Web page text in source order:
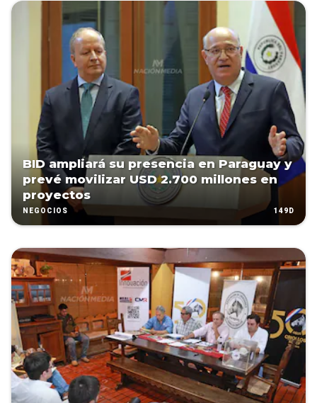
BID ampliará su presencia en Paraguay y
prevé movilizar USD 2.700 millones en
proyectos
NEGOCIOS 149D